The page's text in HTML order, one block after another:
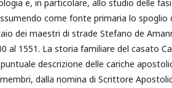
e, in particolare, allo studio delle
come fonte primaria lo spoglio
dei maestri di strade Stefano de
al 1551. La storia familiare del casato
descrizione delle cariche
dalla nomina di Scrittore